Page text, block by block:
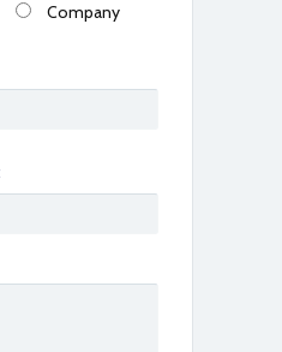
Company